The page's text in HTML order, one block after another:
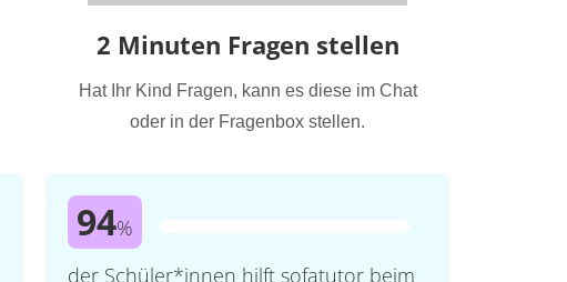
2 Minuten Fragen stellen
Hat Ihr Kind Fragen, kann es diese im Chat
oder in der Fragenbox stellen.
94%
der Schüler*innen hilft sofatutor beim